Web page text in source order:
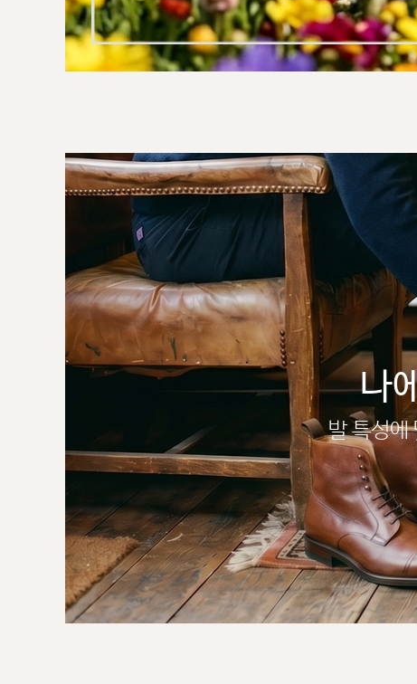
나
발 특성에